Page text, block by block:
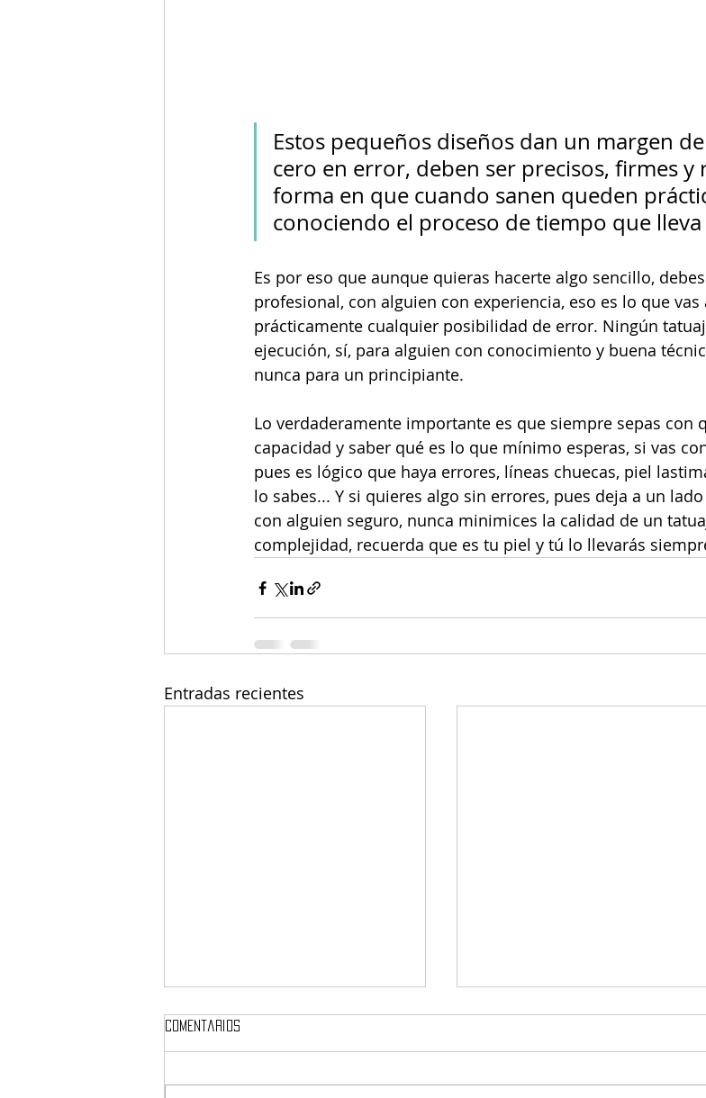
Estos pequeños diseños dan un margen
cero en error, deben ser precisos, firmes y
forma en que cuando sanen queden
conociendo el proceso de tiempo que
Es por eso que aunque quieras hacerte algo sencillo,
profesional, con alguien con experiencia, eso es lo que
prácticamente cualquier posibilidad de error. Ningún
ejecución, sí, para alguien con conocimiento y buena
nunca para un principiante.
Lo verdaderamente importante es que siempre sepas con
capacidad y saber qué es lo que mínimo esperas, si vas
pues es lógico que haya errores, líneas chuecas, piel
lo sabes... Y si quieres algo sin errores, pues deja a un
con alguien seguro, nunca minimices la calidad de un
complejidad, recuerda que es tu piel y tú lo llevarás
Entradas recientes
Comentarios